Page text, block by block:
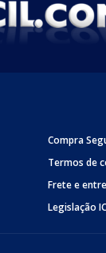
Compra
Termos de
Frete e
Legislação